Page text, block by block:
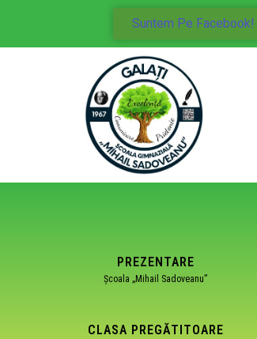
Suntem Pe Facebook!
PREZENTARE
Școala „Mihail Sadoveanu”
CLASA PREGĂTITOARE